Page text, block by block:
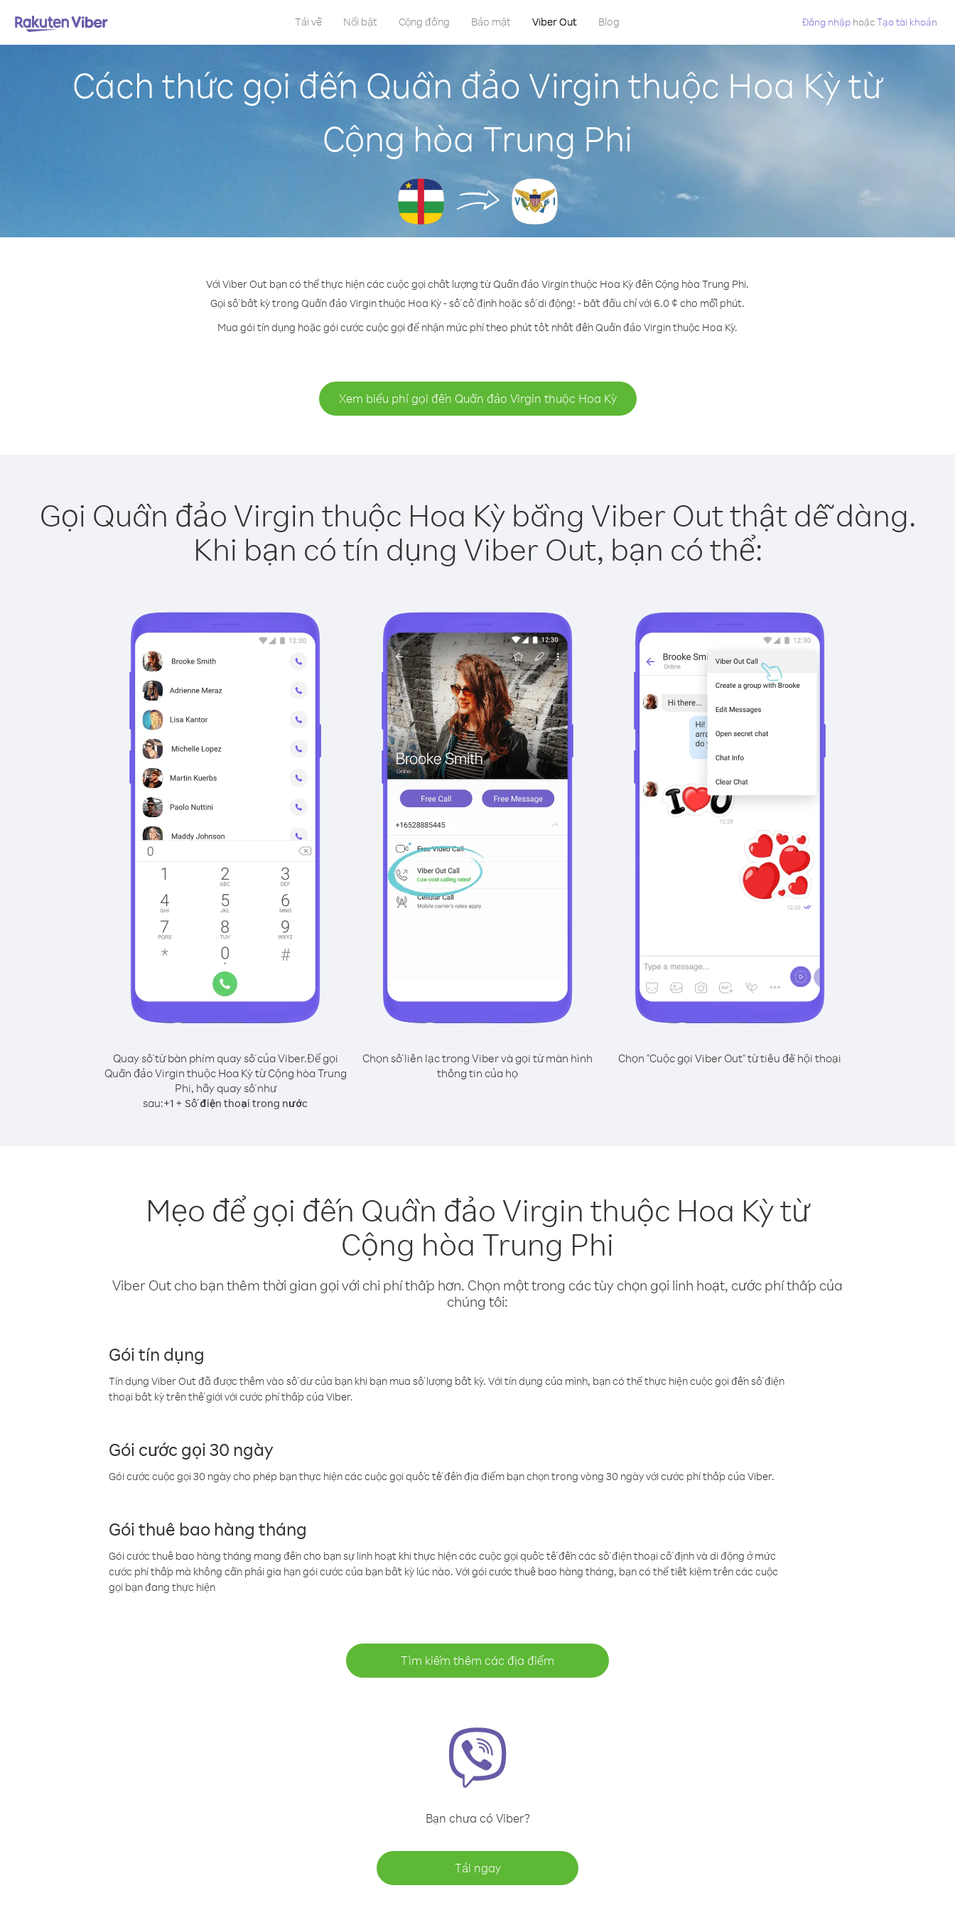
Tải về Nổi bật Cộng đồng Bảo mật Viber Out Blog Đăng nhập hoặcTạo tài khoản
Cách thức gọi đến Quần đảo Virgin thuộc Hoa Kỳ từ
Cộng hòa Trung Phi
Với Viber Out bạn có thể thực hiện các cuộc gọi chất lượng từ Quần đảo Virgin thuộc Hoa Kỳ đến Cộng hòa Trung Phi.
Gọi số bất kỳ trong Quần đảo Virgin thuộc Hoa Kỳ - số cố định hoặc số di động! - bắt đầu chỉ với 6.0 ¢ cho mỗi phút.
Mua gói tín dụng hoặc gói cước cuộc gọi để nhận mức phí theo phút tốt nhất đến Quần đảo Virgin thuộc Hoa Kỳ.
Xem biểu phí gọi đến Quần đảo Virgin thuộc Hoa Kỳ
Gọi Quần đảo Virgin thuộc Hoa Kỳ bằng Viber Out thật dễ dàng.
Khi bạn có tín dụng Viber Out, bạn có thể:
Quay số từ bàn phím quay số của Viber.Để gọi
Quần đảo Virgin thuộc Hoa Kỳ từ Cộng hòa Trung
Phi, hãy quay số như
sau:+1 + Số điện thoại trong nước
Chọn số liên lạc trong Viber và gọi từ màn hình
thông tin của họ
Chọn "Cuộc gọi Viber Out" từ tiêu đề hội thoại
Mẹo để gọi đến Quần đảo Virgin thuộc Hoa Kỳ từ
Cộng hòa Trung Phi
Viber Out cho bạn thêm thời gian gọi với chi phí thấp hơn. Chọn một trong các tùy chọn gọi linh hoạt, cước phí thấp của
chúng tôi:
Gói tín dụng
Tín dụng Viber Out đã được thêm vào số dư của bạn khi bạn mua số lượng bất kỳ. Với tín dụng của mình, bạn có thể thực hiện cuộc gọi đến số điện
thoại bất kỳ trên thế giới với cước phí thấp của Viber.
Gói cước gọi 30 ngày
Gói cước cuộc gọi 30 ngày cho phép bạn thực hiện các cuộc gọi quốc tế đến địa điểm bạn chọn trong vòng 30 ngày với cước phí thấp của Viber.
Gói thuê bao hàng tháng
Gói cước thuê bao hàng tháng mang đến cho bạn sự linh hoạt khi thực hiện các cuộc gọi quốc tế đến các số điện thoại cố định và di động ở mức
cước phí thấp mà không cần phải gia hạn gói cước của bạn bất kỳ lúc nào. Với gói cước thuê bao hàng tháng, bạn có thể tiết kiệm trên các cuộc
gọi bạn đang thực hiện
Tìm kiếm thêm các địa điểm
Bạn chưa có Viber?
Tải ngay